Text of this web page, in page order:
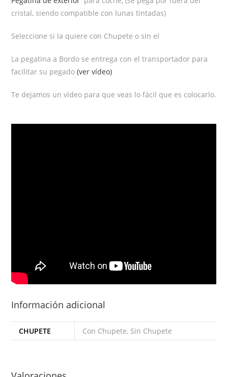
cristal, siendo compatible con lunas tintadas)
Seleccione si la quiere con Chupete o sin el
La pegatina a Bordo se entrega con el transportador para
facilitar su pegado(ver vídeo)
Te dejamos un vídeo para que veas lo fácil que es colocarlo.
Información adicional
CHUPETE Con Chupete, Sin Chupete